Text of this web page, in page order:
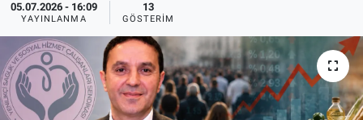
05.07.2026 - 16:09
YAYINLANMA
13
GÖSTERIM
Tüm Haberler
İletişim
Künye
Süper Lig Puan Durumu ve Fikstür
Tüm Manşetler
Son Dakika Haberleri